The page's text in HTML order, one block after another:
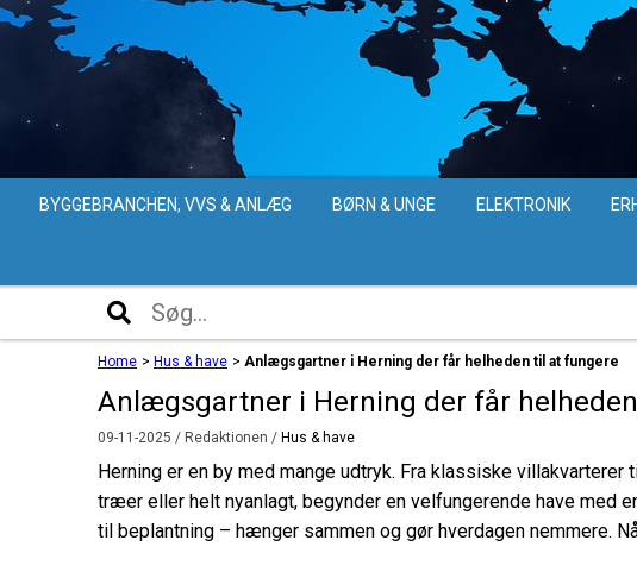
BYGGEBRANCHEN, VVS & ANLÆG BØRN & UNGE ELEKTRONIK
Home > Hus & have > Anlægsgartner i Herning der får helheden til at fungere
Anlægsgartner i Herning der får
09-11-2025 / Redaktionen / Hus & have
Herning er en by med mange udtryk. Fra klassiske
træer eller helt nyanlagt, begynder en velfungerende have med
til beplantning – hænger sammen og gør hverdagen nemmere.